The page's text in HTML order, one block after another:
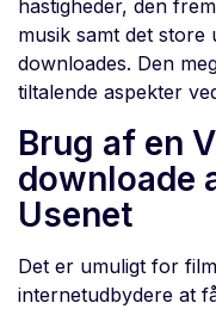
hastigheder, den
musik samt det
downloades. Den
tiltalende aspekter
Brug af en
downloade
Usenet
Det er umuligt for
internetudbydere at